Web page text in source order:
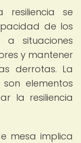
se
de los
situaciones
y mantener
derrotas. La
elementos
la resiliencia
mesa implica